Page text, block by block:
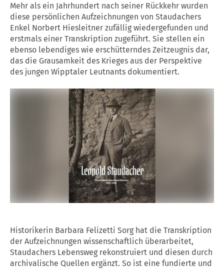
Mehr als ein Jahrhundert nach seiner Rückkehr wurden
diese persönlichen Aufzeichnungen von Staudachers
Enkel Norbert Hiesleitner zufällig wiedergefunden und
erstmals einer Transkription zugeführt. Sie stellen ein
ebenso lebendiges wie erschütterndes Zeitzeugnis dar,
das die Grausamkeit des Krieges aus der Perspektive
des jungen Wipptaler Leutnants dokumentiert.
Historikerin Barbara Felizetti Sorg hat die Transkription
der Aufzeichnungen wissenschaftlich überarbeitet,
Staudachers Lebensweg rekonstruiert und diesen durch
archivalische Quellen ergänzt. So ist eine fundierte und